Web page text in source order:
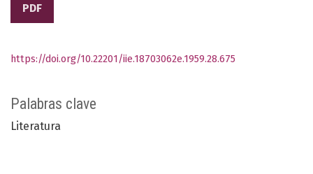
PDF
Palabras clave
Literatura
https://doi.org/10.22201/iie.18703062e.1959.28.675